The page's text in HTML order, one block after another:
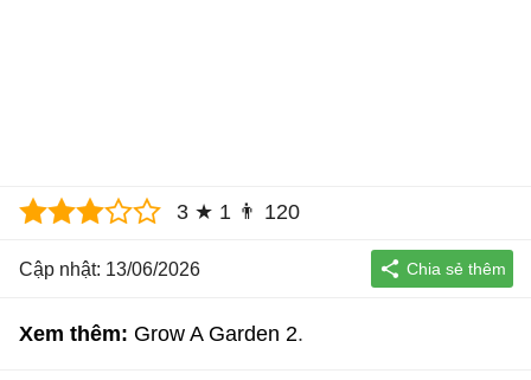
3 ★ 1 👨 120
Cập nhật: 13/06/2026
Xem thêm: Grow A Garden 2